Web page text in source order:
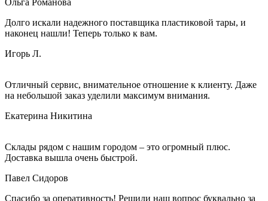
Долго искали надежного поставщика пластиковой тары, и
наконец нашли! Теперь только к вам.
Игорь Л.
Отличный сервис, внимательное отношение к клиенту. Даже
на небольшой заказ уделили максимум внимания.
Екатерина Никитина
Склады рядом с нашим городом – это огромный плюс.
Доставка вышла очень быстрой.
Павел Сидоров
Спасибо за оперативность! Решили наш вопрос буквально за